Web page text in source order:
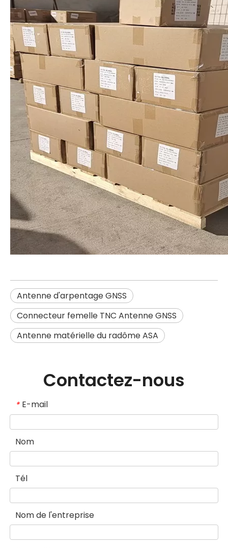
Antenne d'arpentage GNSS
Connecteur femelle TNC Antenne GNSS
Antenne matérielle du radôme ASA
Contactez-nous
* E-mail
Nom
Tél
Nom de l'entreprise